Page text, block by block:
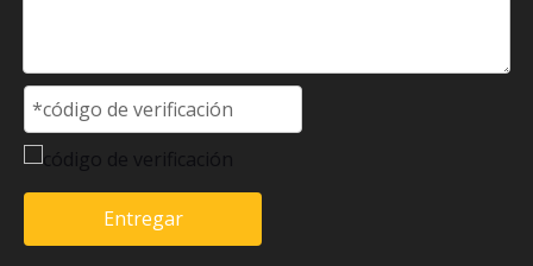
Entregar